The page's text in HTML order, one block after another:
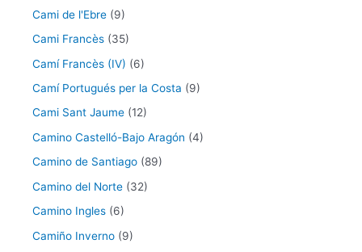
Cami de l'Ebre (9)
Cami Francès (35)
Camí Francès (IV) (6)
Camí Portugués per la Costa (9)
Cami Sant Jaume (12)
Camino Castelló-Bajo Aragón (4)
Camino de Santiago (89)
Camino del Norte (32)
Camino Ingles (6)
Camiño Inverno (9)